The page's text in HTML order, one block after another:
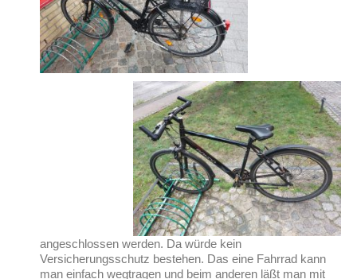
angeschlossen werden. Da würde kein
Versicherungsschutz bestehen. Das eine Fahrrad kann
man einfach wegtragen und beim anderen läßt man mit